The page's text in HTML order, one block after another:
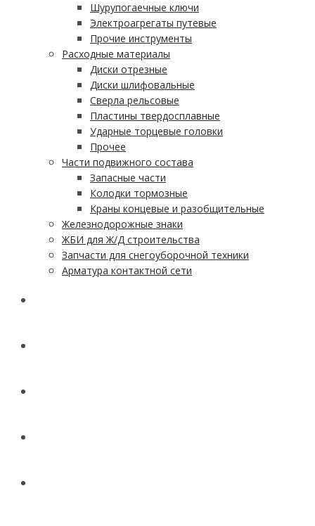
Шурупогаечные ключи
Электроагрегаты путевые
Прочие инструменты
Расходные материалы
Диски отрезные
Диски шлифовальные
Сверла рельсовые
Пластины твердосплавные
Ударные торцевые головки
Прочее
Части подвижного состава
Запасные части
Колодки тормозные
Краны концевые и разобщительные
Железнодорожные знаки
ЖБИ для Ж/Д строительства
Запчасти для снегоуборочной техники
Арматура контактной сети